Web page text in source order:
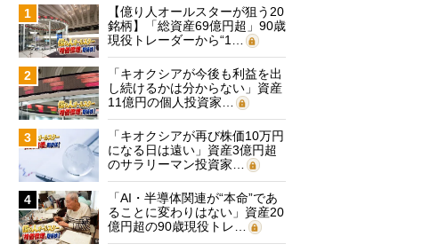
1
【億り人オールスターが狙う20
銘柄】「総資産69億円超」90歳
現役トレーダーから“1…
2
「キオクシアが今後も利益を出
し続けるかは分からない」資産
11億円の個人投資家…
3
「キオクシアが再び株価10万円
になる日は遠い」資産3億円超
のサラリーマン投資家…
4
「AI・半導体関連が“本命”であ
ることに変わりはない」資産20
億円超の90歳現役トレ…